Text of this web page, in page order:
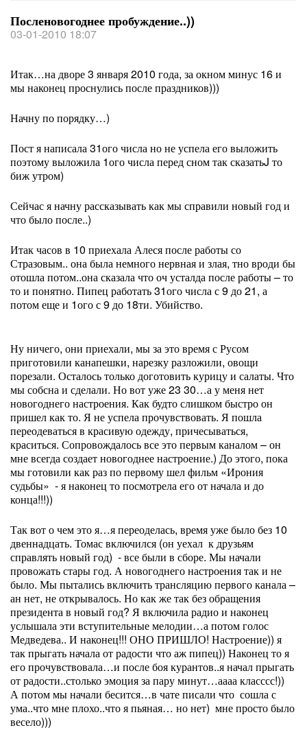
Посленовогоднее пробуждение..))
03-01-2010 18:07
Итак…на дворе 3 января 2010 года, за окном минус 16 и
мы наконец проснулись после праздников)))
Начну по порядку…)
Пост я написала 31ого числа но не успела его выложить
поэтому выложила 1ого числа перед сном так сказатьJ то
биж утром)
Сейчас я начну рассказывать как мы справили новый год и
что было после..)
Итак часов в 10 приехала Алеся после работы со
Стразовым.. она была немного нервная и злая, тно вроди бы
отошла потом..она сказала что оч усталда после работы – то
то и понятно. Пипец работать 31ого числа с 9 до 21, а
потом еще и 1ого с 9 до 18ти. Убийство.
Ну ничего, они приехали, мы за это время с Русом
приготовили канапешки, нарезку разложили, овощи
порезали. Осталось только доготовить курицу и салаты. Что
мы собсна и сделали. Но вот уже 23 30…а у меня нет
новогоднего настроения. Как будто слишком быстро он
пришел как то. Я не успела прочувствовать. Я пошла
переодеваться в красивую одежду, причесываться,
краситься. Сопровождалось все это первым каналом – он
мне всегда создает новогоднее настроение.) До этого, пока
мы готовили как раз по первому шел фильм «Ирония
судьбы» - я наконец то посмотрела его от начала и до
конца!!!))
Так вот о чем это я…я переоделась, время уже было без 10
двеннадцать. Томас включился (он уехал к друзьям
справлять новый год) - все были в сборе. Мы начали
провожать стары год. А новогоднего настроения так и не
было. Мы пытались включить трансляцию первого канала –
ан нет, не открывалось. Но как же так без обращения
президента в новый год? Я включила радио и наконец
услышала эти вступительные мелодии…а потом голос
Медведева.. И наконец!!! ОНО ПРИШЛО! Настроение)) я
так прыгать начала от радости что аж пипец)) Наконец то я
его прочувствовала…и после боя курантов..я начал прыгать
от радости..столько эмоция за пару минут…аааа класссс!))
А потом мы начали бесится…в чате писали что сошла с
ума..что мне плохо..что я пьяная… но нет) мне просто было
весело)))